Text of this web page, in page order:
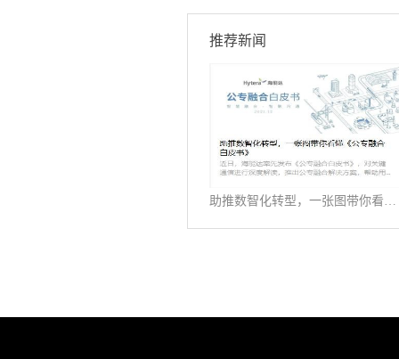
推荐新闻
助推数智化转型，一张图带你看懂《公专融合白皮书》